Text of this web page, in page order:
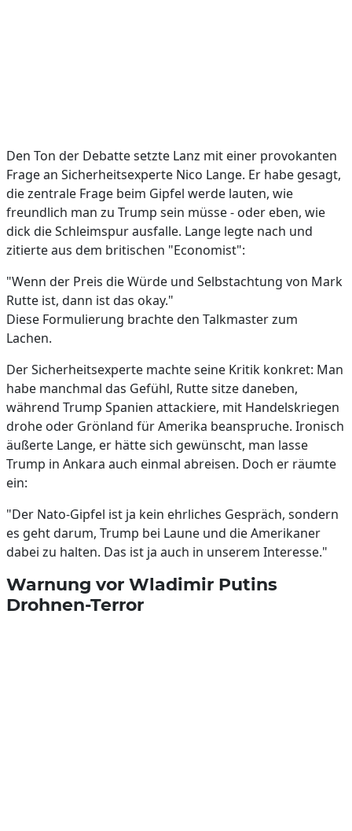
Den Ton der Debatte setzte Lanz mit einer provokanten
Frage an Sicherheitsexperte Nico Lange. Er habe gesagt,
die zentrale Frage beim Gipfel werde lauten, wie
freundlich man zu Trump sein müsse - oder eben, wie
dick die Schleimspur ausfalle. Lange legte nach und
zitierte aus dem britischen "Economist":
"Wenn der Preis die Würde und Selbstachtung von Mark
Rutte ist, dann ist das okay."
Diese Formulierung brachte den Talkmaster zum
Lachen.
Der Sicherheitsexperte machte seine Kritik konkret: Man
habe manchmal das Gefühl, Rutte sitze daneben,
während Trump Spanien attackiere, mit Handelskriegen
drohe oder Grönland für Amerika beanspruche. Ironisch
äußerte Lange, er hätte sich gewünscht, man lasse
Trump in Ankara auch einmal abreisen. Doch er räumte
ein:
"Der Nato-Gipfel ist ja kein ehrliches Gespräch, sondern
es geht darum, Trump bei Laune und die Amerikaner
dabei zu halten. Das ist ja auch in unserem Interesse."
Warnung vor Wladimir Putins
Drohnen-Terror